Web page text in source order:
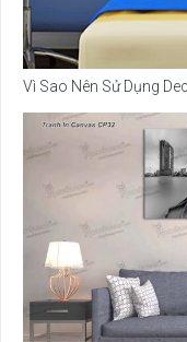
Vì Sao Nên Sử Dụng